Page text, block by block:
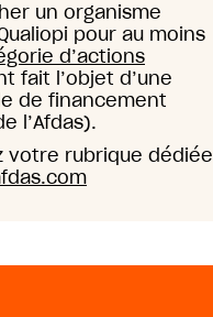
un organisme
pour au moins
d’actions
fait l’objet d’une
de financement
l’Afdas).
votre rubrique dédiée